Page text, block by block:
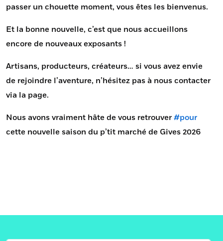
passer un chouette moment, vous êtes les bienvenus.
Et la bonne nouvelle, c’est que nous accueillons
encore de nouveaux exposants !
Artisans, producteurs, créateurs… si vous avez envie
de rejoindre l’aventure, n’hésitez pas à nous contacter
via la page.
Nous avons vraiment hâte de vous retrouver#pour
cette nouvelle saison du p’tit marché de Gives 2026